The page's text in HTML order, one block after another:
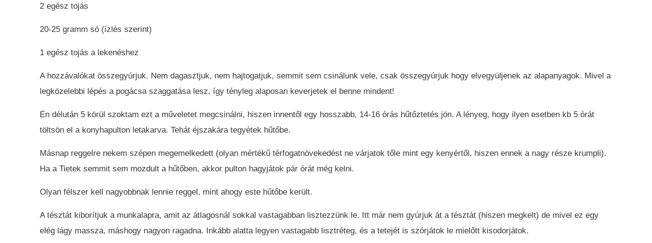
2 egész tojás
20-25 gramm só (ízlés szerint)
1 egész tojás a lekenéshez
A hozzávalókat összegyúrjuk. Nem dagasztjuk, nem hajtogatjuk, semmit sem csinálunk vele, csak összegyúrjuk hogy elvegyüljenek az alapanyagok. Mivel a
legközelebbi lépés a pogácsa szaggatása lesz, így tényleg alaposan keverjetek el benne mindent!
Én délután 5 körül szoktam ezt a műveletet megcsinálni, hiszen innentől egy hosszabb, 14-16 órás hűtőztetés jön. A lényeg, hogy ilyen esetben kb 5 órát
töltsön el a konyhapulton letakarva. Tehát éjszakára tegyétek hűtőbe.
Másnap reggelre nekem szépen megemelkedett (olyan mértékű térfogatnövekedést ne várjatok tőle mint egy kenyértől, hiszen ennek a nagy része krumpli).
Ha a Tietek semmit sem mozdult a hűtőben, akkor pulton hagyjátok pár órát még kelni.
Olyan félszer kell nagyobbnak lennie reggel, mint ahogy este hűtőbe került.
A tésztát kiborítjuk a munkalapra, amit az átlagosnál sokkal vastagabban lisztezzünk le. Itt már nem gyúrjuk át a tésztát (hiszen megkelt) de mivel ez egy
elég lágy massza, máshogy nagyon ragadna. Inkább alatta legyen vastagabb lisztréteg, és a tetejét is szórjátok le mielőtt kisodorjátok.